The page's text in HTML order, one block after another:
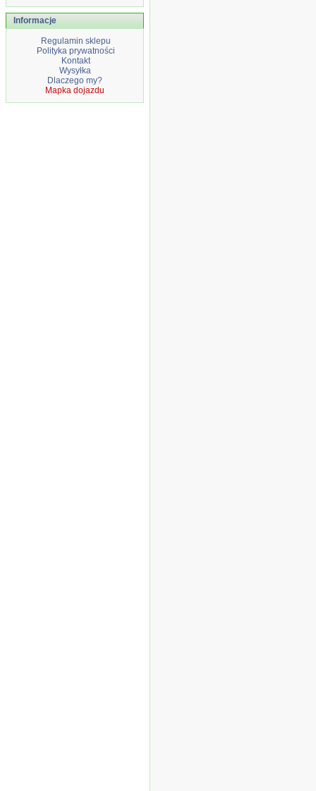
Informacje
Regulamin sklepu
Polityka prywatności
Kontakt
Wysyłka
Dlaczego my?
Mapka dojazdu